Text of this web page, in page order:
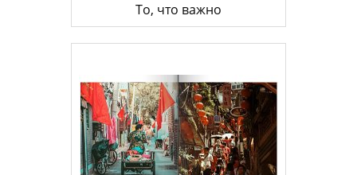
То, что важно